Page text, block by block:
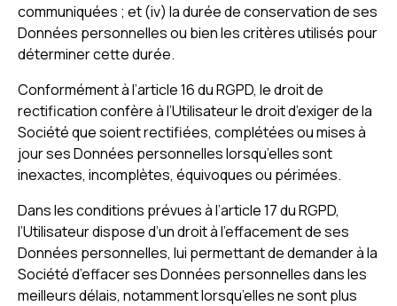
communiquées ; et (iv) la durée de conservation de ses
Données personnelles ou bien les critères utilisés pour
déterminer cette durée.
Conformément à l’article 16 du RGPD, le droit de
rectification confère à l’Utilisateur le droit d’exiger de la
Société que soient rectifiées, complétées ou mises à
jour ses Données personnelles lorsqu’elles sont
inexactes, incomplètes, équivoques ou périmées.
Dans les conditions prévues à l’article 17 du RGPD,
l’Utilisateur dispose d’un droit à l’effacement de ses
Données personnelles, lui permettant de demander à la
Société d’effacer ses Données personnelles dans les
meilleurs délais, notamment lorsqu’elles ne sont plus